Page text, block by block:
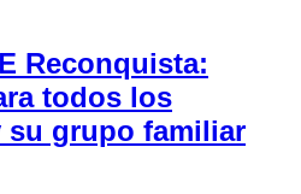
Reconquista:
todos los
su grupo familiar